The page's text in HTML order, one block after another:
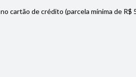
no cartão de crédito (parcela mínima de R$